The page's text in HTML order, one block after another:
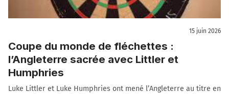
15 juin 2026
Coupe du monde de fléchettes :
l’Angleterre sacrée avec Littler et
Humphries
Luke Littler et Luke Humphries ont mené l’Angleterre au titre en